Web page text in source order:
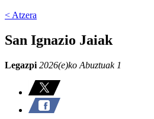
< Atzera
San Ignazio Jaiak
Legazpi 2026(e)ko Abuztuak 1